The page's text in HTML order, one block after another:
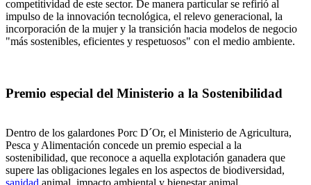
competitividad de este sector. De manera particular se refirió al
impulso de la innovación tecnológica, el relevo generacional, la
incorporación de la mujer y la transición hacia modelos de negocio
"más sostenibles, eficientes y respetuosos" con el medio ambiente.
Premio especial del Ministerio a la Sostenibilidad
Dentro de los galardones Porc D´Or, el Ministerio de Agricultura,
Pesca y Alimentación concede un premio especial a la
sostenibilidad, que reconoce a aquella explotación ganadera que
supere las obligaciones legales en los aspectos de biodiversidad,
sanidad animal, impacto ambiental y bienestar animal.